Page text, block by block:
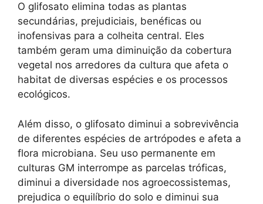
O glifosato elimina todas as plantas
secundárias, prejudiciais, benéficas ou
inofensivas para a colheita central. Eles
também geram uma diminuição da cobertura
vegetal nos arredores da cultura que afeta o
habitat de diversas espécies e os processos
ecológicos.
Além disso, o glifosato diminui a sobrevivência
de diferentes espécies de artrópodes e afeta a
flora microbiana. Seu uso permanente em
culturas GM interrompe as parcelas tróficas,
diminui a diversidade nos agroecossistemas,
prejudica o equilíbrio do solo e diminui sua